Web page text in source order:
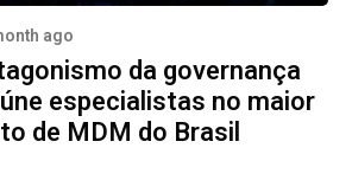
ago
da governança
especialistas no maior
de MDM do Brasil